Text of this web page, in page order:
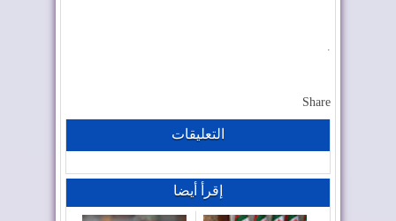
.
Share
التعليقات
إقرأ أيضا